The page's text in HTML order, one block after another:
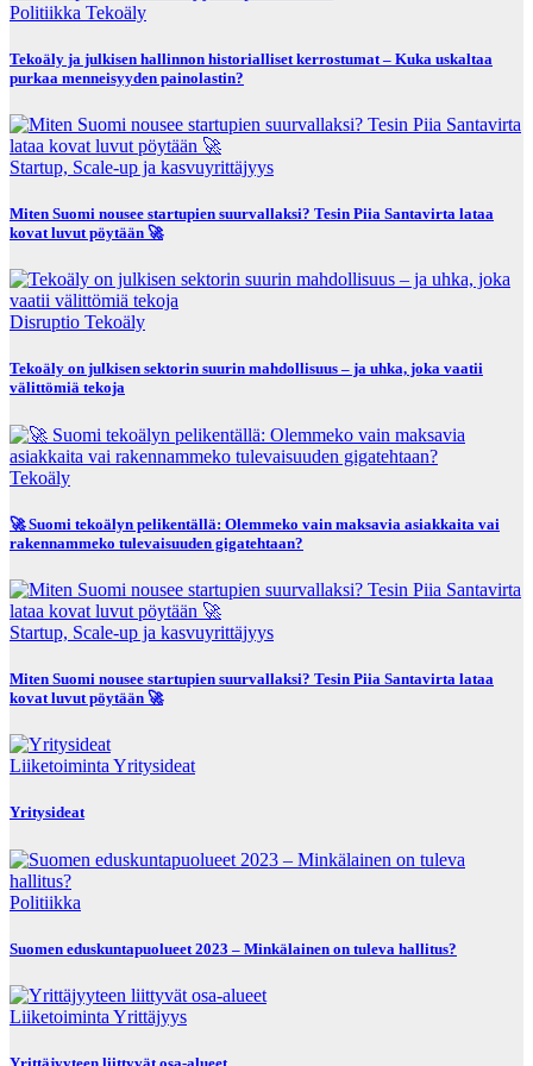
Politiikka Tekoäly
Tekoäly ja julkisen hallinnon historialliset kerrostumat – Kuka uskaltaa
purkaa menneisyyden painolastin?
Startup, Scale-up ja kasvuyrittäjyys
Miten Suomi nousee startupien suurvallaksi? Tesin Piia Santavirta lataa
kovat luvut pöytään 🚀
Disruptio Tekoäly
Tekoäly on julkisen sektorin suurin mahdollisuus – ja uhka, joka vaatii
välittömiä tekoja
Tekoäly
🚀 Suomi tekoälyn pelikentällä: Olemmeko vain maksavia asiakkaita vai
rakennammeko tulevaisuuden gigatehtaan?
Startup, Scale-up ja kasvuyrittäjyys
Miten Suomi nousee startupien suurvallaksi? Tesin Piia Santavirta lataa
kovat luvut pöytään 🚀
Liiketoiminta Yritysideat
Yritysideat
Politiikka
Suomen eduskuntapuolueet 2023 – Minkälainen on tuleva hallitus?
Liiketoiminta Yrittäjyys